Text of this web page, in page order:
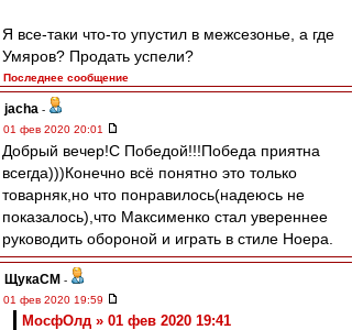
Я все-таки что-то упустил в межсезонье, а где
Умяров? Продать успели?
Последнее сообщение
jacha -
01 фев 2020 20:01
Добрый вечер!С Победой!!!Победа приятна
всегда)))Конечно всё понятно это только
товарняк,но что понравилось(надеюсь не
показалось),что Максименко стал увереннее
руководить обороной и играть в стиле Ноера.
ЩукаСМ -
01 фев 2020 19:59
МосфОлд » 01 фев 2020 19:41